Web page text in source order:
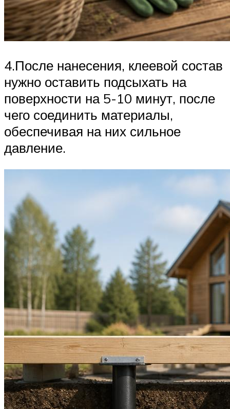
4.После нанесения, клеевой состав
нужно оставить подсыхать на
поверхности на 5-10 минут, после
чего соединить материалы,
обеспечивая на них сильное
давление.